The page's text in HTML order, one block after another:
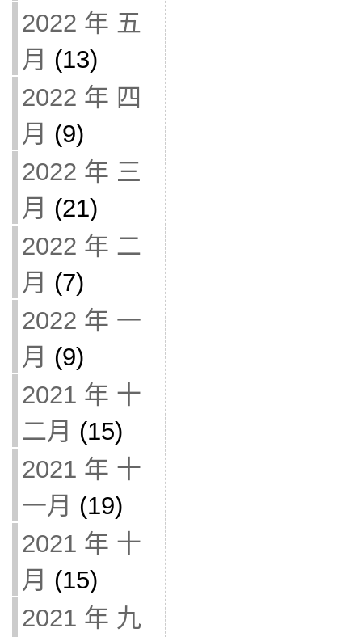
2022 年 五
月 (13)
2022 年 四
月 (9)
2022 年 三
月 (21)
2022 年 二
月 (7)
2022 年 一
月 (9)
2021 年 十
二月 (15)
2021 年 十
一月 (19)
2021 年 十
月 (15)
2021 年 九